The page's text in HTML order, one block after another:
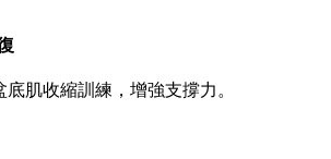
肌收縮訓練，增強支撐力。